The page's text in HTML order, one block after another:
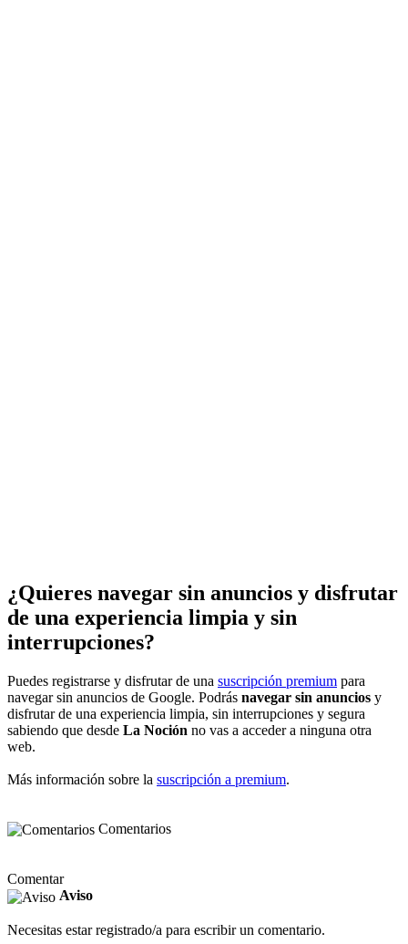
¿Quieres navegar sin anuncios y disfrutar
de una experiencia limpia y sin
interrupciones?
Puedes registrarse y disfrutar de una suscripción premium para
navegar sin anuncios de Google. Podrás navegar sin anuncios y
disfrutar de una experiencia limpia, sin interrupciones y segura
sabiendo que desde La Noción no vas a acceder a ninguna otra
web.
Más información sobre la suscripción a premium.
Comentarios
Comentar
Aviso
Necesitas estar registrado/a para escribir un comentario.